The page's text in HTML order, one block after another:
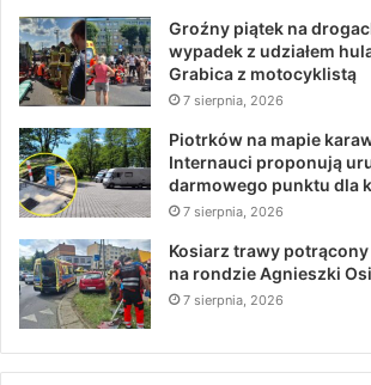
Groźny piątek na
wypadek z udziałem
Grabica z motocyklistą
7 sierpnia, 2026
Piotrków na mapie
Internauci proponują
darmowego punktu dla
7 sierpnia, 2026
Kosiarz trawy
na rondzie Agnieszki
7 sierpnia, 2026